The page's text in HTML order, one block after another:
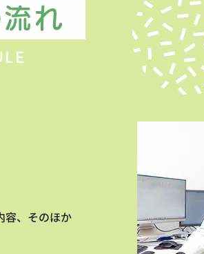
れ
容、そのほか